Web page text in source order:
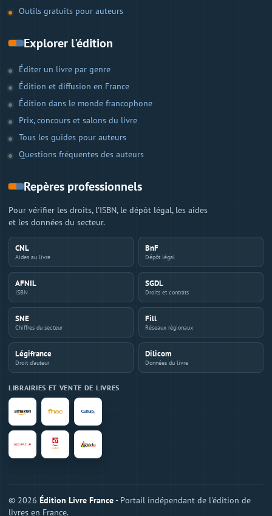
Outils gratuits pour auteurs
Explorer l'édition
Éditer un livre par genre
Édition et diffusion en France
Édition dans le monde francophone
Prix, concours et salons du livre
Tous les guides pour auteurs
Questions fréquentes des auteurs
Repères professionnels
Pour vérifier les droits, l'ISBN, le dépôt légal, les aides
et les données du secteur.
CNL
Aides au livre
BnF
Dépôt légal
AFNIL
ISBN
SGDL
Droits et contrats
SNE
Chiffres du secteur
Fill
Réseaux régionaux
Légifrance
Droit d'auteur
Dilicom
Données du livre
LIBRAIRIES ET VENTE DE LIVRES
© 2026 Édition Livre France- Portail indépendant de l'édition de
livres en France.